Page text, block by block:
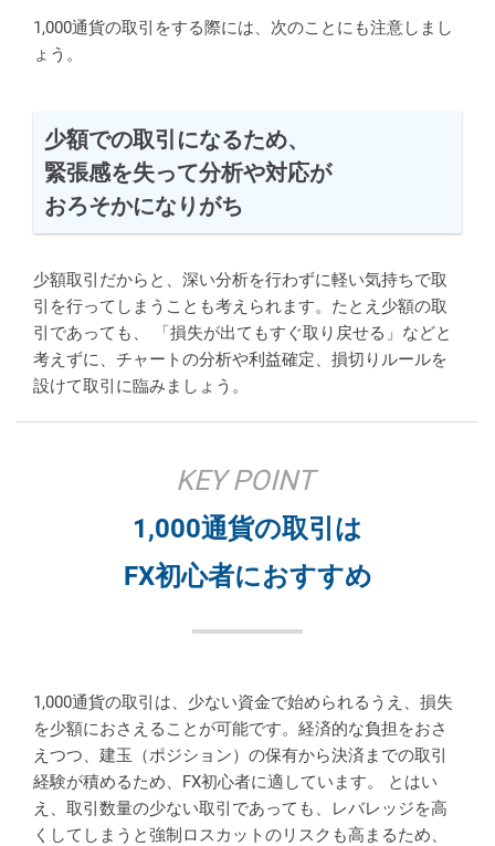
1,000通貨の取引をする際には、次のことにも注意しまし
ょう。
少額での取引になるため、
緊張感を失って分析や対応が
おろそかになりがち
少額取引だからと、深い分析を行わずに軽い気持ちで取
引を行ってしまうことも考えられます。たとえ少額の取
引であっても、 「損失が出てもすぐ取り戻せる」などと
考えずに、チャートの分析や利益確定、損切りルールを
設けて取引に臨みましょう。
KEY POINT
1,000通貨の取引は
FX初心者におすすめ
1,000通貨の取引は、少ない資金で始められるうえ、損失
を少額におさえることが可能です。経済的な負担をおさ
えつつ、建玉（ポジション）の保有から決済までの取引
経験が積めるため、FX初心者に適しています。 とはい
え、取引数量の少ない取引であっても、レバレッジを高
くしてしまうと強制ロスカットのリスクも高まるため、